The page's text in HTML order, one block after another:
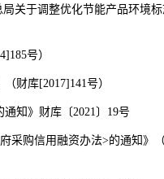
关于调整优化节能产品环境
号）
财库[2017]141号）
知》财库〔2021〕19号
采购信用融资办法>的通知》（